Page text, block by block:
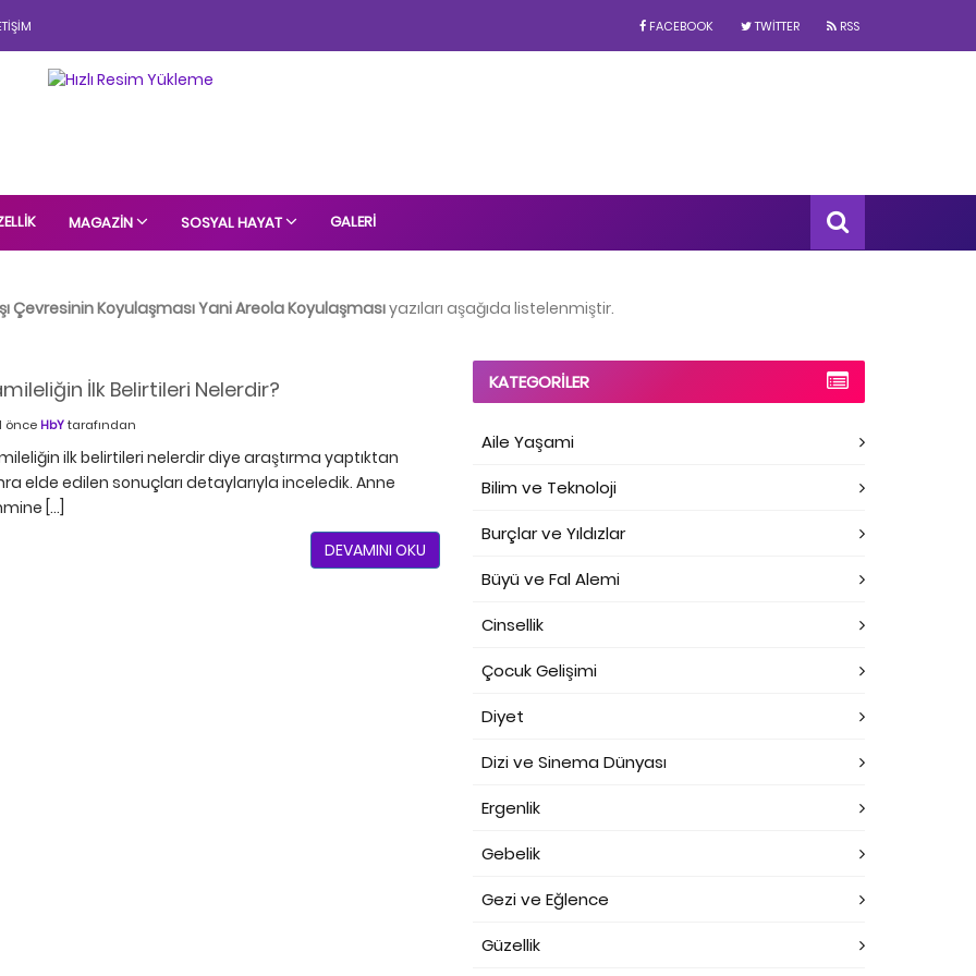
FACEBOOK TWITTER RSS
MAGAZIN SOSYAL HAYAT GALERI
Çevresinin Koyulaşması Yani Areola Koyulaşmasıyazıları aşağıda listelenmiştir.
İlk Belirtileri Nelerdir?
önceHbYtarafından
ilk belirtileri nelerdir diye araştırma yaptıktan
elde edilen sonuçları detaylarıyla inceledik. Anne
[…]
DEVAMINI OKU
KATEGORILER
Aile Yaşami
Bilim ve Teknoloji
Burçlar ve Yıldızlar
Büyü ve Fal Alemi
Cinsellik
Çocuk Gelişimi
Diyet
Dizi ve Sinema Dünyası
Ergenlik
Gebelik
Gezi ve Eğlence
Güzellik